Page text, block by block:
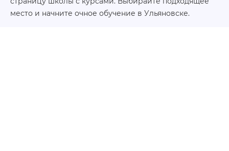
место и начните очное обучение в Ульяновске.